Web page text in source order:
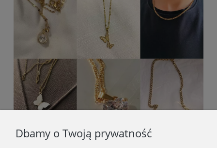
Dbamy o Twoją prywatność